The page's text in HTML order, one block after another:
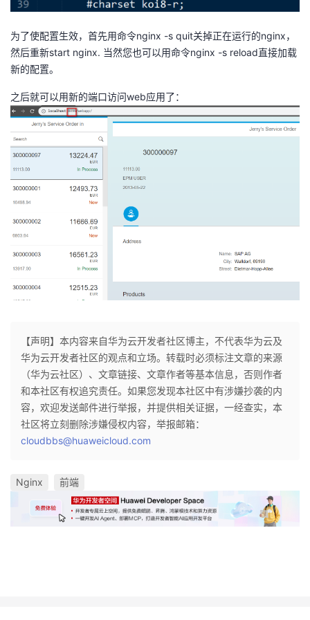
为了使配置生效，首先用命令nginx -s quit关掉正在运行的nginx，
然后重新start nginx. 当然您也可以用命令nginx -s reload直接加载
新的配置。
之后就可以用新的端口访问web应用了：
【声明】本内容来自华为云开发者社区博主，不代表华为云及
华为云开发者社区的观点和立场。转载时必须标注文章的来源
（华为云社区）、文章链接、文章作者等基本信息，否则作者
和本社区有权追究责任。如果您发现本社区中有涉嫌抄袭的内
容，欢迎发送邮件进行举报，并提供相关证据，一经查实，本
社区将立刻删除涉嫌侵权内容，举报邮箱：
cloudbbs@huaweicloud.com
Nginx 前端